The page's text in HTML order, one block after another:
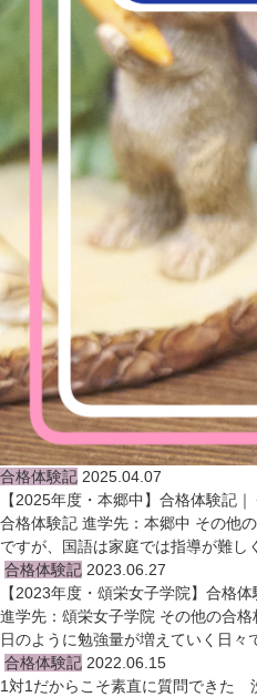
合格体験記 2025.04.07
【2025年度・本郷中】合格体験記
合格体験記 進学先：本郷中 その他
ですが、国語は家庭では指導が難し
合格体験記 2023.06.27
【2023年度・頌栄女子学院】合格
進学先：頌栄女子学院 その他の合
日のように勉強量が増えていく日々
合格体験記 2022.06.15
1対1だからこそ素直に質問できた